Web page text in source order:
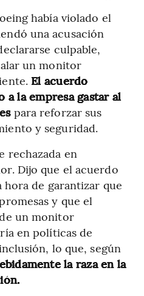
había violado el
una acusación
culpable,
un monitor
El acuerdo
a la empresa gastar al
para reforzar sus
y seguridad.
rechazada en
Dijo que el acuerdo
hora de garantizar que
y que el
un monitor
en políticas de
lo que, según
la raza en la